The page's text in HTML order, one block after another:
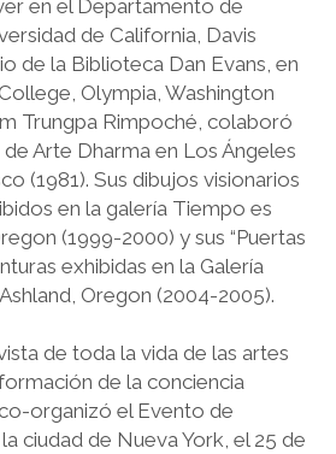
en el Departamento de
de California, Davis
de la Biblioteca Dan Evans, en
Olympia, Washington
Trungpa Rimpoché, colaboró
Arte Dharma en Los Ángeles
(1981). Sus dibujos visionarios
en la galería Tiempo es
(1999-2000) y sus “Puertas
exhibidas en la Galería
Oregon (2004-2005).
de toda la vida de las artes
de la conciencia
organizó el Evento de
ciudad de Nueva York, el 25 de